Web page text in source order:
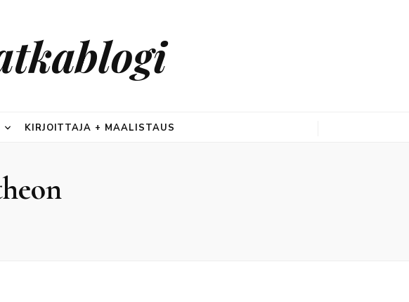
KIRJOITTAJA + MAALISTAUS